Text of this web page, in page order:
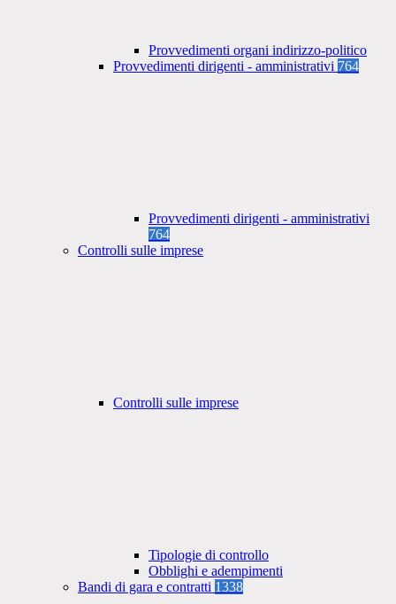
Provvedimenti organi indirizzo-politico
Provvedimenti dirigenti - amministrativi 764
Provvedimenti dirigenti - amministrativi
764
Controlli sulle imprese
Controlli sulle imprese
Tipologie di controllo
Obblighi e adempimenti
Bandi di gara e contratti 1338